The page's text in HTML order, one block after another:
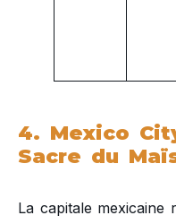
4. Mexico
Sacre du
La capitale mexicaine